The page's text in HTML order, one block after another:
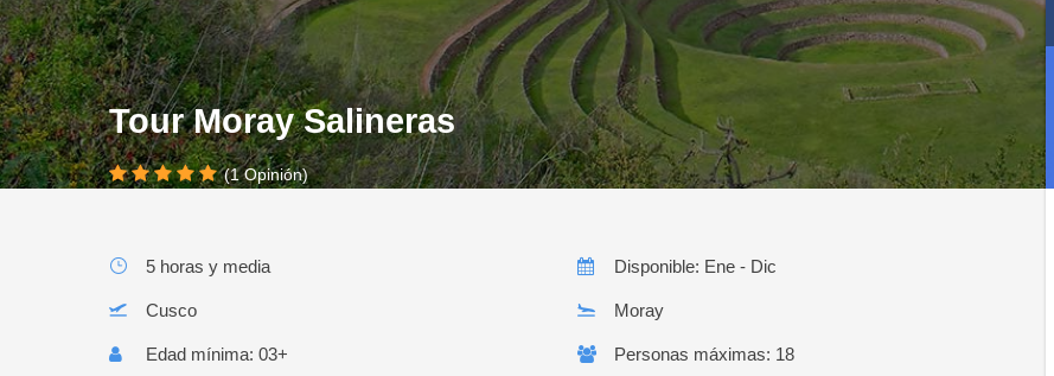
Tour Moray Salineras
(1 Opinión)
5 horas y media Disponible: Ene - Dic
Cusco Moray
Edad mínima: 03+ Personas máximas: 18